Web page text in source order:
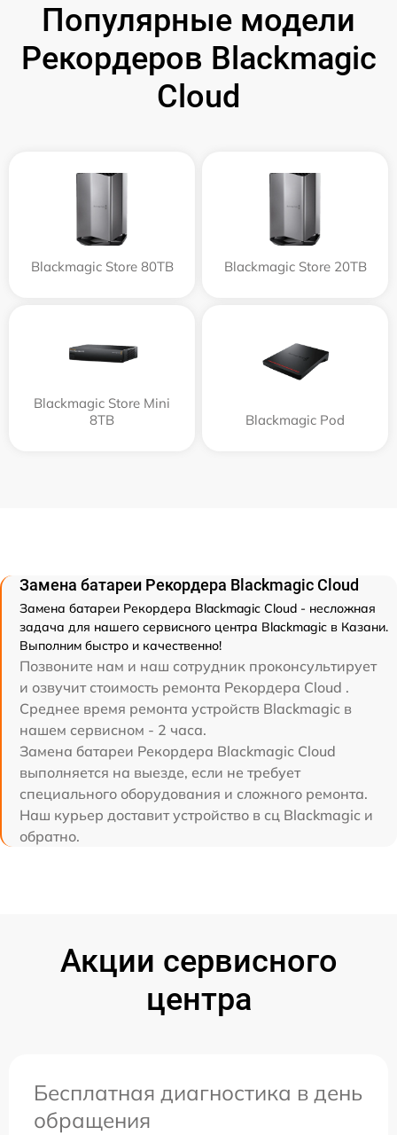
Популярные модели
Рекордеров Blackmagic
Cloud
Blackmagic Store 80TB Blackmagic Store 20TB
Blackmagic Store Mini
8TB
Blackmagic Pod
Замена батареи Рекордера Blackmagic Cloud
Замена батареи Рекордера Blackmagic Cloud - несложная
задача для нашего сервисного центра Blackmagic в Казани.
Выполним быстро и качественно!
Позвоните нам и наш сотрудник проконсультирует
и озвучит стоимость ремонта Рекордера Cloud .
Среднее время ремонта устройств Blackmagic в
нашем сервисном - 2 часа.
Замена батареи Рекордера Blackmagic Cloud
выполняется на выезде, если не требует
специального оборудования и сложного ремонта.
Наш курьер доставит устройство в сц Blackmagic и
обратно.
Акции сервисного
центра
Бесплатная диагностика в день
обращения